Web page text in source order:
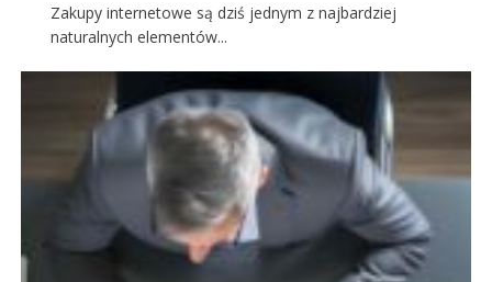
Zakupy internetowe są dziś jednym z najbardziej
naturalnych elementów...